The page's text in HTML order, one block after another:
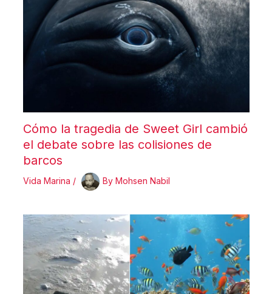
Cómo la tragedia de Sweet Girl cambió
el debate sobre las colisiones de
barcos
Vida Marina / By Mohsen Nabil